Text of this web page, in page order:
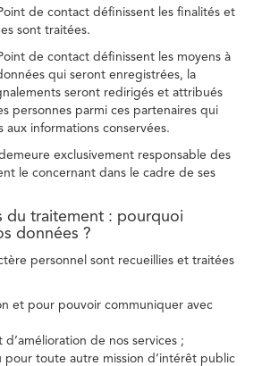
de contact définissent les finalités et
sont traitées.
de contact définissent les moyens à
qui seront enregistrées, la
seront redirigés et attribués
personnes parmi ces partenaires qui
aux informations conservées.
exclusivement responsable des
le concernant dans le cadre de ses
du traitement : pourquoi
données ?
personnel sont recueillies et traitées
et pour pouvoir communiquer avec
d’amélioration de nos services ;
pour toute autre mission d’intérêt public